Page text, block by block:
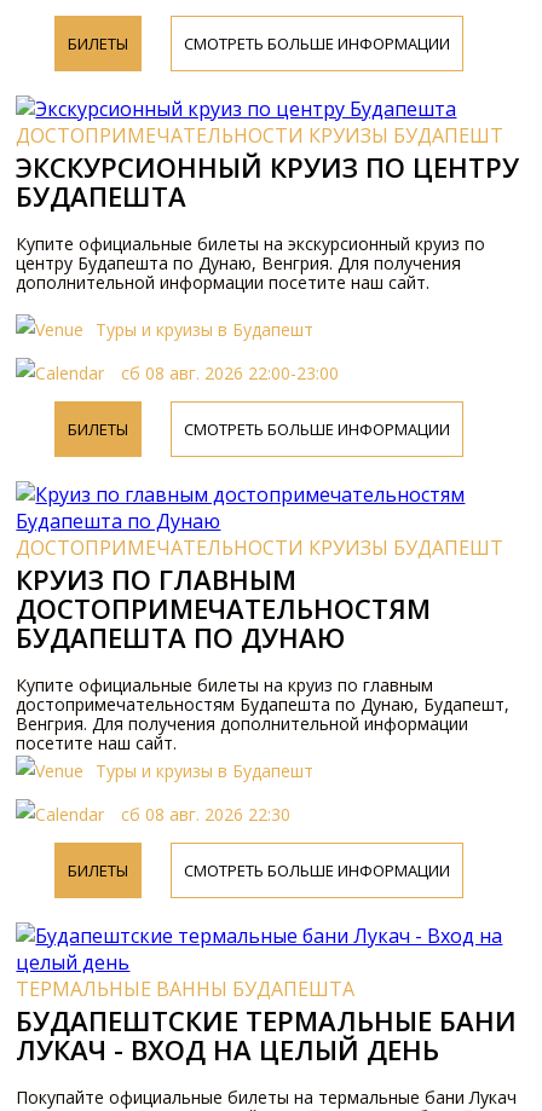
БИЛЕТЫ СМОТРЕТЬ БОЛЬШЕ ИНФОРМАЦИИ
ДОСТОПРИМЕЧАТЕЛЬНОСТИ КРУИЗЫ БУДАПЕШТ
ЭКСКУРСИОННЫЙ КРУИЗ ПО ЦЕНТРУ
БУДАПЕШТА
Купите официальные билеты на экскурсионный круиз по
центру Будапешта по Дунаю, Венгрия. Для получения
дополнительной информации посетите наш сайт.
Туры и круизы в Будапешт
сб 08 авг. 2026 22:00-23:00
БИЛЕТЫ СМОТРЕТЬ БОЛЬШЕ ИНФОРМАЦИИ
ДОСТОПРИМЕЧАТЕЛЬНОСТИ КРУИЗЫ БУДАПЕШТ
КРУИЗ ПО ГЛАВНЫМ
ДОСТОПРИМЕЧАТЕЛЬНОСТЯМ
БУДАПЕШТА ПО ДУНАЮ
Купите официальные билеты на круиз по главным
достопримечательностям Будапешта по Дунаю, Будапешт,
Венгрия. Для получения дополнительной информации
посетите наш сайт.
Туры и круизы в Будапешт
сб 08 авг. 2026 22:30
БИЛЕТЫ СМОТРЕТЬ БОЛЬШЕ ИНФОРМАЦИИ
ТЕРМАЛЬНЫЕ ВАННЫ БУДАПЕШТА
БУДАПЕШТСКИЕ ТЕРМАЛЬНЫЕ БАНИ
ЛУКАЧ - ВХОД НА ЦЕЛЫЙ ДЕНЬ
Покупайте официальные билеты на термальные бани Лукач